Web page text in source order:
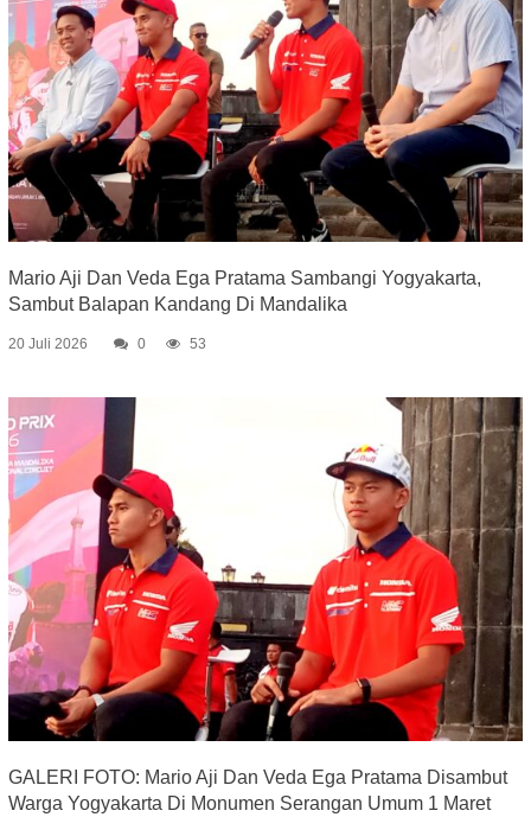
Mario Aji Dan Veda Ega Pratama Sambangi Yogyakarta,
Sambut Balapan Kandang Di Mandalika
20 Juli 2026 0 53
GALERI FOTO: Mario Aji Dan Veda Ega Pratama Disambut
Warga Yogyakarta Di Monumen Serangan Umum 1 Maret